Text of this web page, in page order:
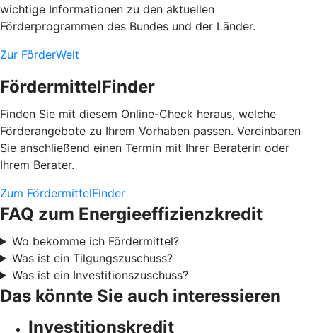
wichtige Informationen zu den aktuellen
Förderprogrammen des Bundes und der Länder.
Zur FörderWelt
FördermittelFinder
Finden Sie mit diesem Online-Check heraus, welche
Förderangebote zu Ihrem Vorhaben passen. Vereinbaren
Sie anschließend einen Termin mit Ihrer Beraterin oder
Ihrem Berater.
Zum FördermittelFinder
FAQ zum Energieeffizienzkredit
Wo bekomme ich Fördermittel?
Was ist ein Tilgungszuschuss?
Was ist ein Investitionszuschuss?
Das könnte Sie auch interessieren
Investitionskredit